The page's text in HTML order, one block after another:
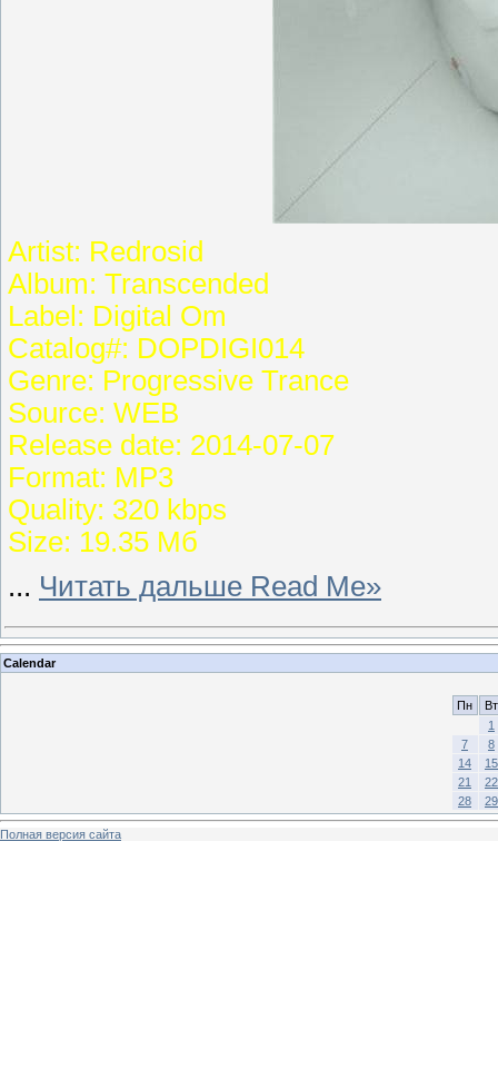
Artist: Redrosid
Album: Transcended
Label: Digital Om
Catalog#: DOPDIGI014
Genre: Progressive Trance
Source: WEB
Release date: 2014-07-07
Format: MP3
Quality: 320 kbps
Size: 19.35 Мб
... Читать дальше Read Me»
Calendar
Пн
Вт
1
7
8
14
15
21
22
28
29
Полная версия сайта